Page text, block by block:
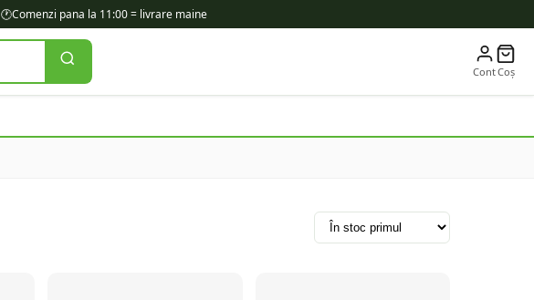
🕐Comenzi pana la 11:00 = livrare maine
ContCoș